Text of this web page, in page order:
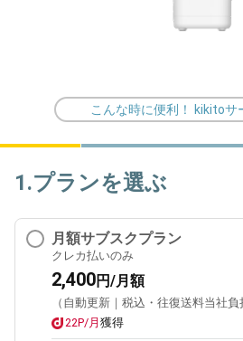
こんな時に便利！ kikitoサ
1.プランを選ぶ
月額サブスクプラン
クレカ払いのみ
2,400円/月額
（自動更新｜税込・往復送料当社負
22P/月 獲得